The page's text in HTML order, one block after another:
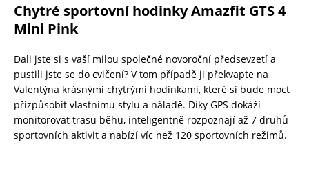
Chytré sportovní hodinky Amazfit GTS 4
Mini Pink
Dali jste si s vaší milou společné novoroční předsevzetí a
pustili jste se do cvičení? V tom případě ji překvapte na
Valentýna krásnými chytrými hodinkami, které si bude moct
přizpůsobit vlastnímu stylu a náladě. Díky GPS dokáží
monitorovat trasu běhu, inteligentně rozpoznají až 7 druhů
sportovních aktivit a nabízí víc než 120 sportovních režimů.